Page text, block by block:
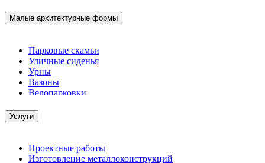
Малые архитектурные формы
Парковые скамьи
Уличные сиденья
Урны
Вазоны
Велопарковки
Услуги
Проектные работы
Изготовление металлоконструкций